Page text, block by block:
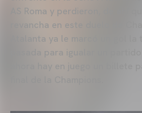
AS Roma y perdieron, de ahí
revancha en este duelo de
Atalanta ya le marcó un gol la
pasada para igualar un
ahora hay en juego un billete